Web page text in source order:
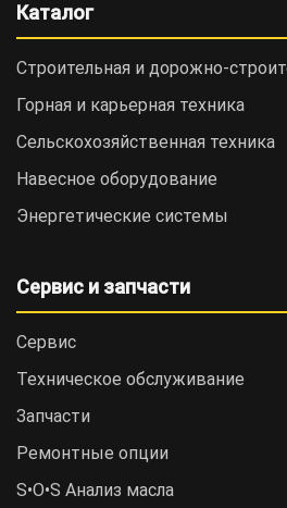
Каталог
Строительная и дорожно-
Горная и карьерная техника
Сельскохозяйственная техника
Навесное оборудование
Энергетические системы
Сервис и запчасти
Сервис
Техническое обслуживание
Запчасти
Ремонтные опции
S•O•S Анализ масла